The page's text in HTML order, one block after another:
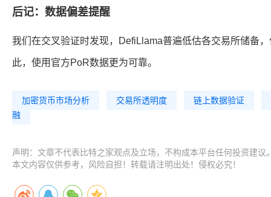
后记：数据偏差提醒
我们在交叉验证时发现，DefiLlama普遍低估各交易所储备
此，使用官方PoR数据更为可靠。
加密货币市场分析 交易所透明度
链上数据验证
融
声明：文章不代表比特之家观点及立场，不构成本平台任何投资建
本文内容仅供参考，风险自担！转载请注明出处！侵权必究！